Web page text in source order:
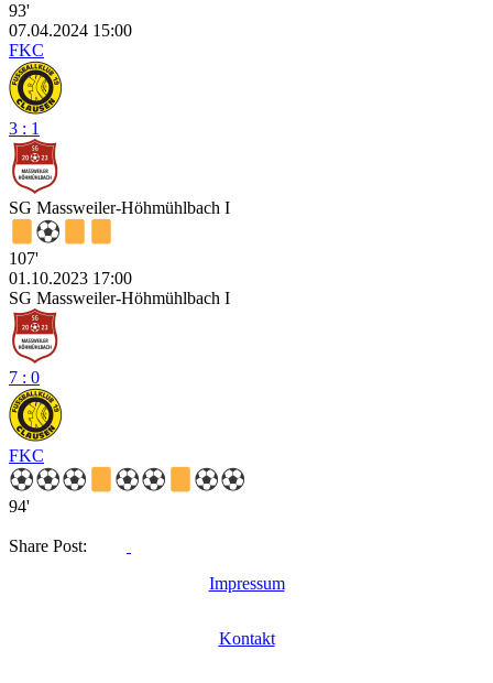
93'
07.04.2024 15:00
FKC
3 : 1
SG Massweiler-Höhmühlbach I
107'
01.10.2023 17:00
SG Massweiler-Höhmühlbach I
7 : 0
FKC
94'
Share Post:
Impressum
Kontakt